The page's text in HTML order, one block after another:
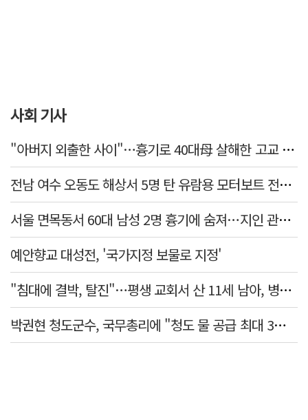
사회 기사
"아버지 외출한 사이"…흉기로 40대母 살해한 고교 자퇴생, 구속 기로에
전남 여수 오동도 해상서 5명 탄 유람용 모터보트 전복…2명 숨져
서울 면목동서 60대 남성 2명 흉기에 숨져…지인 관계로 추정
예안향교 대성전, '국가지정 보물로 지정'
"침대에 결박, 탈진"…평생 교회서 산 11세 남아, 병원 이송 끝 숨져
박권현 청도군수, 국무총리에 "청도 물 공급 최대 3만t 늘려달라"